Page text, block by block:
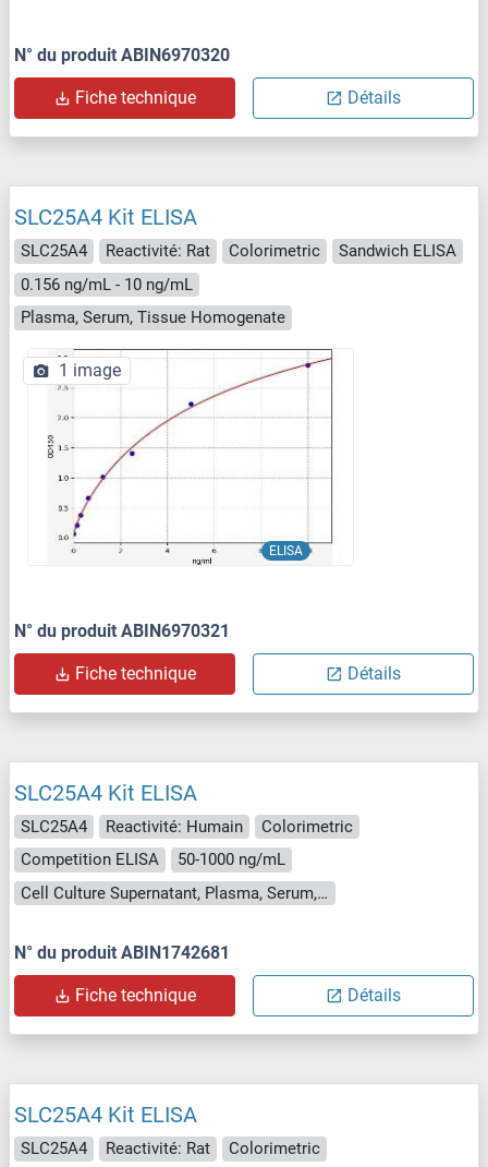
N° du produit ABIN6970320
Fiche technique Détails
SLC25A4 Kit ELISA
SLC25A4 Reactivité: Rat Colorimetric
Sandwich ELISA
0.156 ng/mL - 10 ng/mL
Plasma, Serum, Tissue Homogenate
ELISA
1 image
N° du produit ABIN6970321
Fiche technique Détails
SLC25A4 Kit ELISA
SLC25A4 Reactivité: Humain
Colorimetric
Competition ELISA
50-1000 ng/mL
Cell Culture Supernatant, Plasma, Serum, Tissue Homogenate
N° du produit ABIN1742681
Fiche technique Détails
SLC25A4 Kit ELISA
SLC25A4 Reactivité: Rat Colorimetric